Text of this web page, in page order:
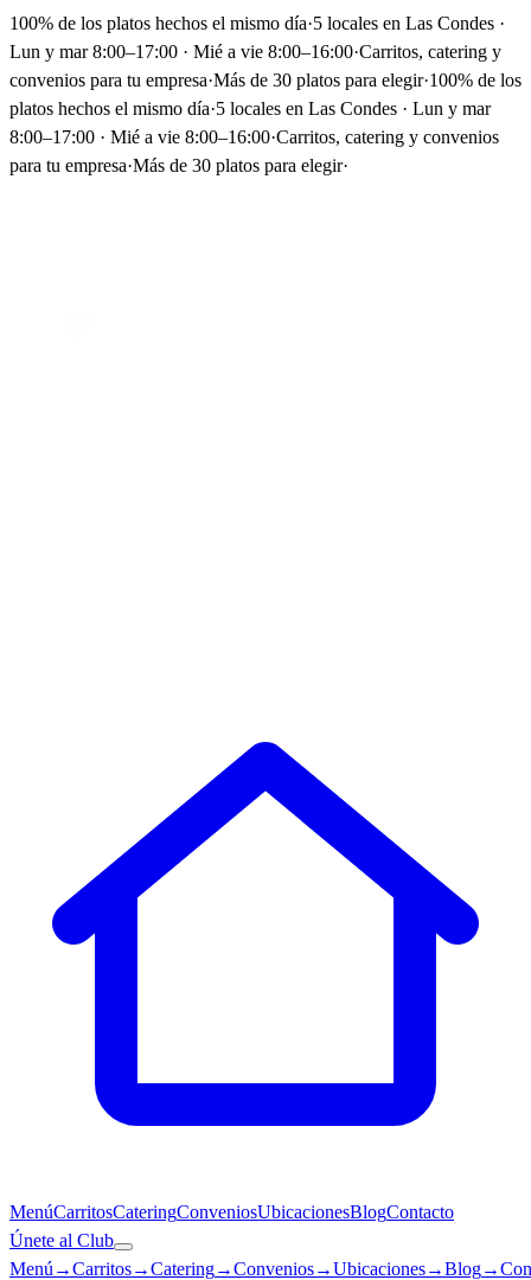
100% de los platos hechos el mismo día·5 locales en Las Condes ·
Lun y mar 8:00–17:00 · Mié a vie 8:00–16:00·Carritos, catering y
convenios para tu empresa·Más de 30 platos para elegir·100% de los
platos hechos el mismo día·5 locales en Las Condes · Lun y mar
8:00–17:00 · Mié a vie 8:00–16:00·Carritos, catering y convenios
para tu empresa·Más de 30 platos para elegir·
MenúCarritosCateringConveniosUbicacionesBlogContacto
Únete al Club
Menú →Carritos→Catering→Convenios→Ubicaciones→Blog→